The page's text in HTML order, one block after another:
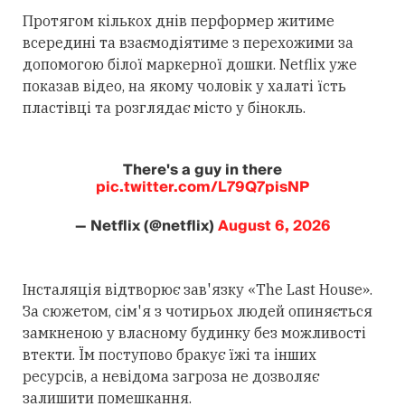
Протягом кількох днів перформер житиме
всередині та взаємодіятиме з перехожими за
допомогою білої маркерної дошки. Netflix уже
показав відео, на якому чоловік у халаті їсть
пластівці та розглядає місто у бінокль.
There's a guy in there
pic.twitter.com/L79Q7pisNP
— Netflix (@netflix)August 6, 2026
Інсталяція відтворює зав'язку «The Last House».
За сюжетом, сім'я з чотирьох людей опиняється
замкненою у власному будинку без можливості
втекти. Їм поступово бракує їжі та інших
ресурсів, а невідома загроза не дозволяє
залишити помешкання.